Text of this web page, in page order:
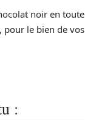
noir en toute
pour le bien de vos
: